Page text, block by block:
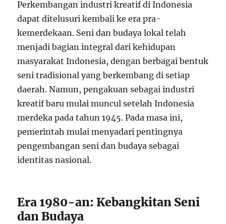
Perkembangan industri kreatif di Indonesia
dapat ditelusuri kembali ke era pra-
kemerdekaan. Seni dan budaya lokal telah
menjadi bagian integral dari kehidupan
masyarakat Indonesia, dengan berbagai bentuk
seni tradisional yang berkembang di setiap
daerah. Namun, pengakuan sebagai industri
kreatif baru mulai muncul setelah Indonesia
merdeka pada tahun 1945. Pada masa ini,
pemerintah mulai menyadari pentingnya
pengembangan seni dan budaya sebagai
identitas nasional.
Era 1980-an: Kebangkitan Seni
dan Budaya